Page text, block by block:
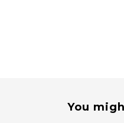
You